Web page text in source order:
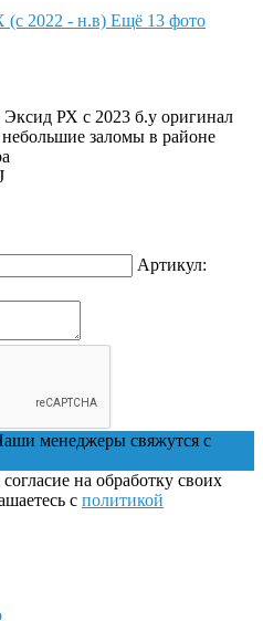
Ещё 13 фото
РХ с 2023 б.у оригинал
заломы в районе
Артикул:
менеджеры свяжутся с
на обработку своих
с политикой